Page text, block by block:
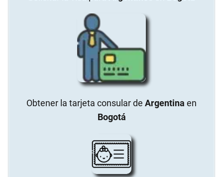
Obtener la tarjeta consular de Argentina en
Bogotá